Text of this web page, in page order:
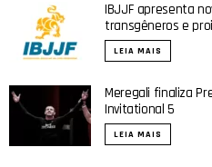
IBJJF apresenta
transgêneros e
LEIA MAIS
Meregali finaliza
Invitational 5
LEIA MAIS